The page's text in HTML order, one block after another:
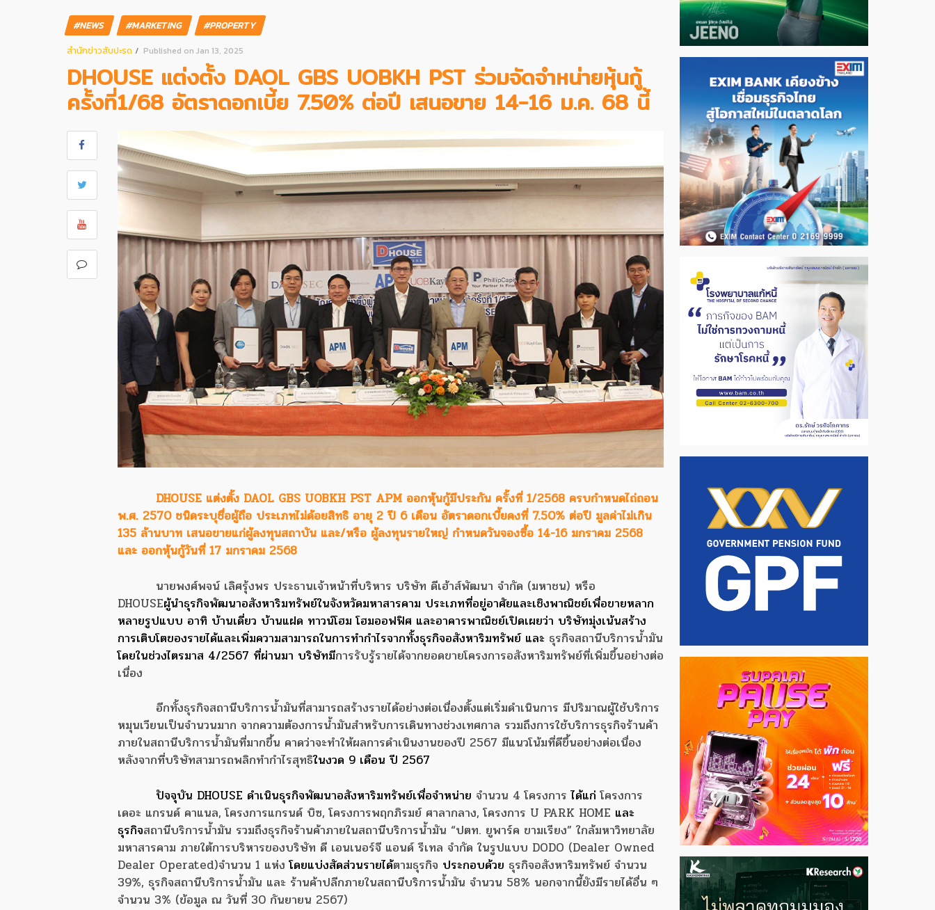
#NEWS #MARKETING
#PROPERTY
สํานักข่าวสับปะรด
Published on Jan 13, 2025
DHOUSE แต่งตั้ง DAOL GBS UOBKH PST ร่วมจัดจำหน่ายหุ้นกู้
ครั้งที่1/68 อัตราดอกเบี้ย 7.50% ต่อปี เสนอขาย 14-16 ม.ค. 68 นี้
DHOUSE แต่งตั้ง DAOL GBS UOBKH PST APM ออกหุ้นกู้มีประกัน ครั้งที่ 1/2568 ครบกำหนดไถ่ถอน
พ.ศ. 2570 ชนิดระบุชื่อผู้ถือ ประเภทไม่ด้อยสิทธิ อายุ 2 ปี 6 เดือน อัตราดอกเบี้ยคงที่ 7.50% ต่อปี มูลค่าไม่เกิน
135 ล้านบาท เสนอขายแก่ผู้ลงทุนสถาบัน และ/หรือ ผู้ลงทุนรายใหญ่ กำหนดวันจองซื้อ 14-16 มกราคม 2568
และ ออกหุ้นกู้วันที่ 17 มกราคม 2568
นายพงศ์พจน์ เลิศรุ้งพร ประธานเจ้าหน้าที่บริหาร บริษัท ดีเฮ้าส์พัฒนา จำกัด (มหาชน) หรือ
DHOUSEผู้นำธุรกิจพัฒนาอสังหาริมทรัพย์ในจังหวัดมหาสารคาม ประเภทที่อยู่อาศัยและเชิงพาณิชย์เพื่อขายหลาก
หลายรูปแบบ อาทิ บ้านเดี่ยว บ้านแฝด ทาวน์โฮม โฮมออฟฟิศ และอาคารพาณิชย์เปิดเผยว่า บริษัทมุ่งเน้นสร้าง
การเติบโตของรายได้และเพิ่มความสามารถในการทำกำไรจากทั้งธุรกิจอสังหาริมทรัพย์ และ ธุรกิจสถานีบริการน้ำมัน
โดยในช่วงไตรมาส 4/2567 ที่ผ่านมา บริษัทมีการรับรู้รายได้จากยอดขายโครงการอสังหาริมทรัพย์ที่เพิ่มขึ้นอย่างต่อ
เนื่อง
อีกทั้งธุรกิจสถานีบริการน้ำมันที่สามารถสร้างรายได้อย่างต่อเนื่องตั้งแต่เริ่มดำเนินการ มีปริมาณผู้ใช้บริการ
หมุนเวียนเป็นจำนวนมาก จากความต้องการน้ำมันสำหรับการเดินทางช่วงเทศกาล รวมถึงการใช้บริการธุรกิจร้านค้า
ภายในสถานีบริการน้ำมันที่มากขึ้น คาดว่าจะทำให้ผลการดำเนินงานของปี 2567 มีแนวโน้มที่ดีขึ้นอย่างต่อเนื่อง
หลังจากที่บริษัทสามารถพลิกทำกำไรสุทธิในงวด 9 เดือน ปี 2567
ปัจจุบัน DHOUSE ดำเนินธุรกิจพัฒนาอสังหาริมทรัพย์เพื่อจำหน่าย จำนวน 4 โครงการ ได้แก่ โครงการ
เดอะ แกรนด์ คาแนล, โครงการแกรนด์ บิซ, โครงการพฤกภิรมย์ ศาลากลาง, โครงการ U PARK HOME และ
ธุรกิจสถานีบริการน้ำมัน รวมถึงธุรกิจร้านค้าภายในสถานีบริการน้ำมัน “ปตท. ยูพาร์ค ขามเรียง” ใกล้มหาวิทยาลัย
มหาสารคาม ภายใต้การบริหารของบริษัท ดี เอนเนอร์จี แอนด์ รีเทล จำกัด ในรูปแบบ DODO (Dealer Owned
Dealer Operated)จำนวน 1 แห่งโดยแบ่งสัดส่วนรายได้ตามธุรกิจ ประกอบด้วย ธุรกิจอสังหาริมทรัพย์ จำนวน
39%, ธุรกิจสถานีบริการน้ำมัน และ ร้านค้าปลีกภายในสถานีบริการน้ำมัน จำนวน 58% นอกจากนี้ยังมีรายได้อื่น ๆ
จำนวน 3% (ข้อมูล ณ วันที่ 30 กันยายน 2567)